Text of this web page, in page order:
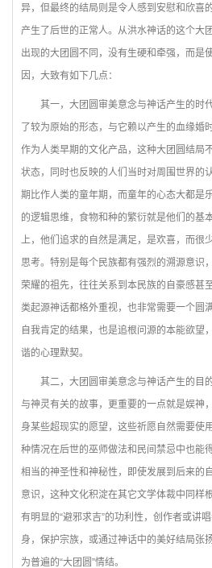
异，但最终的结局则是令人感到安慰和欣喜
产生了后世的正常人。从洪水神话的这个大
出现的大团圆不同，没有生硬和牵强，而是
因，大致有如下几点：
其一，大团圆审美意念与神话产生的时
了较为原始的形态，与它赖以产生的血缘婚
作为人类早期的文化产品，这种大团圆结局
状态，同时也反映的人们当时对周围世界的
期比作人类的童年期，而童年的心态大都是
的逻辑思维，食物和种的繁衍就是他们的基
上，他们追求的自然是满足，是欢喜，而很
思考。特别是每个民族都有强烈的溯源意识
荣耀的祖先，往往关系到本民族的自豪感甚
类起源神话都格外重视，也非常需要一个圆
自我肯定的结果，也是追根问源的本能欲望
谐的心理默契。
其二，大团圆审美意念与神话产生的目
与神灵有关的故事，更重要的一点就是娱神
身某些超现实的愿望，这些祈愿自然需要使
种情况在后世的巫师做法和民间禁忌中也能
相当的神圣性和神秘性，即使发展到后来的
意识，这种文化积淀在其它文学体裁中同样
有明显的“避邪求吉”的功利性，创作者或讲
身，保护宗族，或通过神话中的美好结局张
为普遍的“大团圆”情结。